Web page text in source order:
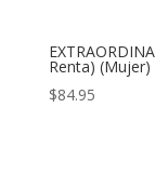
Renta) (Mujer)
$84.95